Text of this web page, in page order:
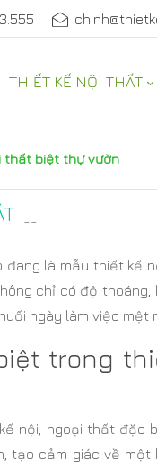
THIẾT KẾ NỘI THẤT
thất biệt thự vườn
--
là mẫu thiết kế
chỉ có độ thoáng,
ngày làm việc mệt
trong
nội, ngoại thất đặc
cảm giác về một